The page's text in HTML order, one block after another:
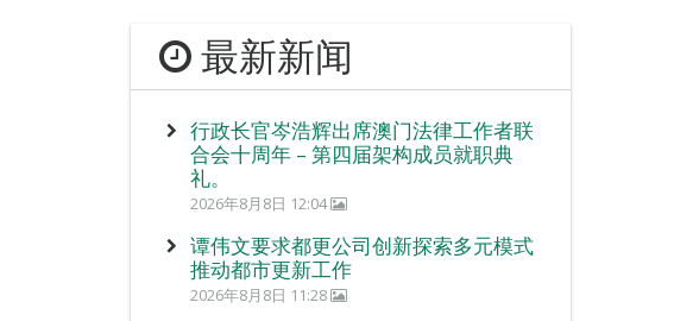
最新新闻
行政长官岑浩辉出席澳门法律工作者联
合会十周年 – 第四届架构成员就职典
礼。
2026年8月8日 12:04
谭伟文要求都更公司创新探索多元模式
推动都市更新工作
2026年8月8日 11:28